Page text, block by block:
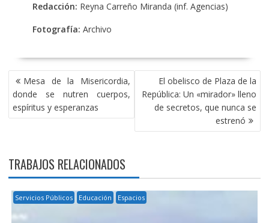
Redacción: Reyna Carreño Miranda (inf. Agencias)
Fotografía: Archivo
NAVEGACIÓN
DE
ENTRADAS
Mesa de la Misericordia,
donde se nutren cuerpos,
espíritus y esperanzas
El obelisco de Plaza de la
República: Un «mirador» lleno
de secretos, que nunca se
estrenó
TRABAJOS RELACIONADOS
Servicios Públicos Educación Espacios